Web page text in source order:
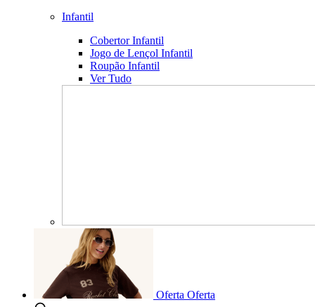
Infantil
Cobertor Infantil
Jogo de Lençol Infantil
Roupão Infantil
Ver Tudo
Oferta Oferta